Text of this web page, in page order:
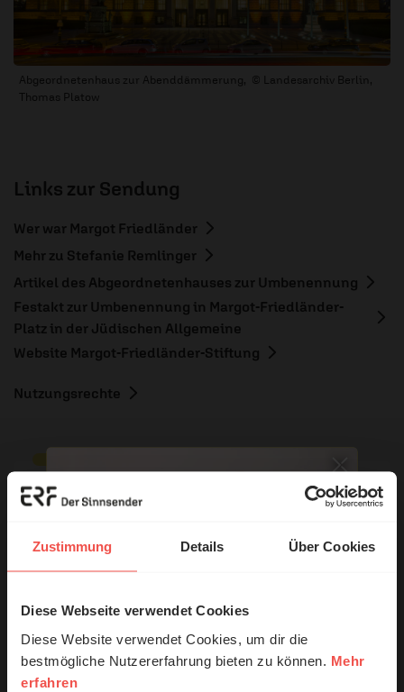
Zustimmung Details Über Cookies
Diese Webseite verwendet Cookies
Diese Website verwendet Cookies, um dir die
bestmögliche Nutzererfahrung bieten zu können. Mehr
erfahren
Abgeordnetenhaus zur Abenddämmerung, © Landesarchiv Berlin,
Thomas Platow
Links zur Sendung
Wer war Margot Friedländer
Mehr zu Stefanie Remlinger
Artikel des Abgeordnetenhauses zur Umbenennung
Festakt zur Umbenennung in Margot-Friedländer-
Platz in der Jüdischen Allgemeine
Website Margot-Friedländer-Stiftung
Nutzungsrechte
E-Mail:
© Ruth Schneider / ERF